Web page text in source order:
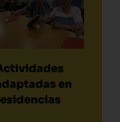
en